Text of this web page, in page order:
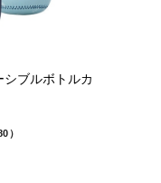
シブルボトルカ
）